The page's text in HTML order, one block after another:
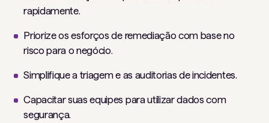
rapidamente.
Priorize os esforços de remediação com base no
risco para o negócio.
Simplifique a triagem e as auditorias de incidentes.
Capacitar suas equipes para utilizar dados com
segurança.